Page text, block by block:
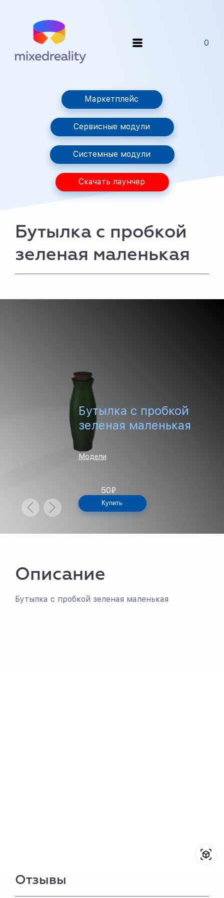
0
Маркетплейс
Сервисные модули
Системные модули
Скачать лаунчер
Бутылка с пробкой
зеленая маленькая
Бутылка с пробкой
зеленая маленькая
Модели
50₽
Купить
Описание
Бутылка с пробкой зеленая маленькая
Отзывы